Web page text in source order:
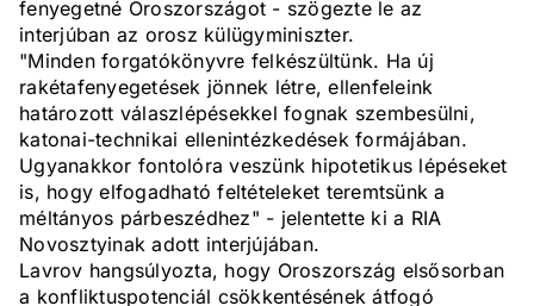
fenyegetné Oroszországot - szögezte le az
interjúban az orosz külügyminiszter.
"Minden forgatókönyvre felkészültünk. Ha új
rakétafenyegetések jönnek létre, ellenfeleink
határozott válaszlépésekkel fognak szembesülni,
katonai-technikai ellenintézkedések formájában.
Ugyanakkor fontolóra veszünk hipotetikus lépéseket
is, hogy elfogadható feltételeket teremtsünk a
méltányos párbeszédhez" - jelentette ki a RIA
Novosztyinak adott interjújában.
Lavrov hangsúlyozta, hogy Oroszország elsősorban
a konfliktuspotenciál csökkentésének átfogó